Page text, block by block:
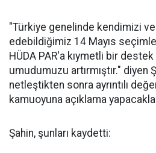
"Türkiye genelinde kendimizi
edebildiğimiz 14 Mayıs
HÜDA PAR'a kıymetli bir
umudumuzu artırmıştır." diyen
netleştikten sonra ayrıntılı
kamuoyuna açıklama
Şahin, şunları kaydetti: